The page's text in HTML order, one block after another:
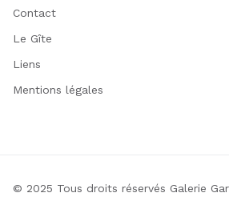
Contact
Le Gîte
Liens
Mentions légales
© 2025 Tous droits réservés Galerie